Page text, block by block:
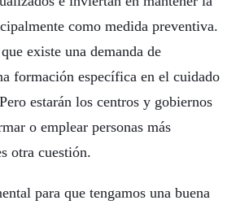
como medida preventiva.
existe una demanda de
formación específica en el cuidado
estarán los centros y gobiernos
o emplear personas más
otra cuestión.
para que tengamos una buena